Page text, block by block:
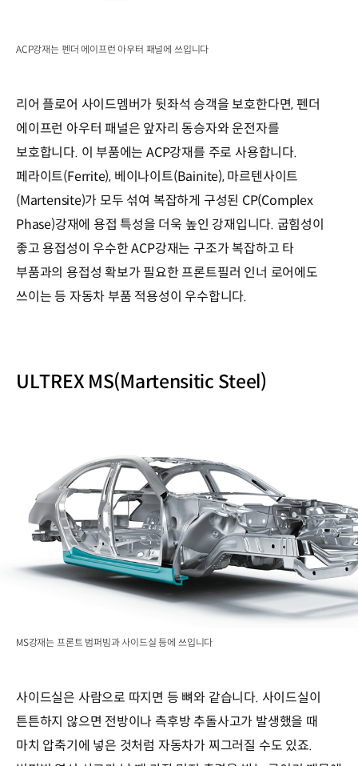
ACP강재는 펜더 에이프런 아우터 패널에 쓰입니다
리어 플로어 사이드멤버가 뒷좌석 승객을 보호한다면, 펜더
에이프런 아우터 패널은 앞자리 동승자와 운전자를
보호합니다. 이 부품에는 ACP강재를 주로 사용합니다.
페라이트(Ferrite), 베이나이트(Bainite), 마르텐사이트
(Martensite)가 모두 섞여 복잡하게 구성된 CP(Complex
Phase)강재에 용접 특성을 더욱 높인 강재입니다. 굽힘성이
좋고 용접성이 우수한 ACP강재는 구조가 복잡하고 타
부품과의 용접성 확보가 필요한 프론트필러 인너 로어에도
쓰이는 등 자동차 부품 적용성이 우수합니다.
ULTREX MS(Martensitic Steel)
MS강재는 프론트 범퍼빔과 사이드실 등에 쓰입니다
사이드실은 사람으로 따지면 등 뼈와 같습니다. 사이드실이
튼튼하지 않으면 전방이나 측후방 추돌사고가 발생했을 때
마치 압축기에 넣은 것처럼 자동차가 찌그러질 수도 있죠.